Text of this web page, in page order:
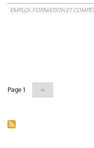
EMPLOI, FORMATION ET
Page 1
Page
››